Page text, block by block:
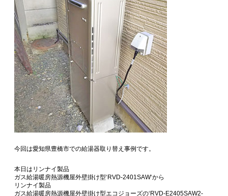
今回は愛知県豊橋市での給湯器取り替え事例です。
本日はリンナイ製品
ガス給湯暖房熱源機屋外壁掛け型‘RVD-2401SAW‘から
リンナイ製品
ガス給湯暖房熱源機屋外壁掛け型エコジョーズの‘RVD-E2405SAW2-